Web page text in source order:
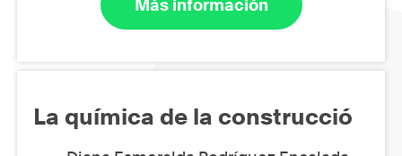
Más información
La química de la construcció